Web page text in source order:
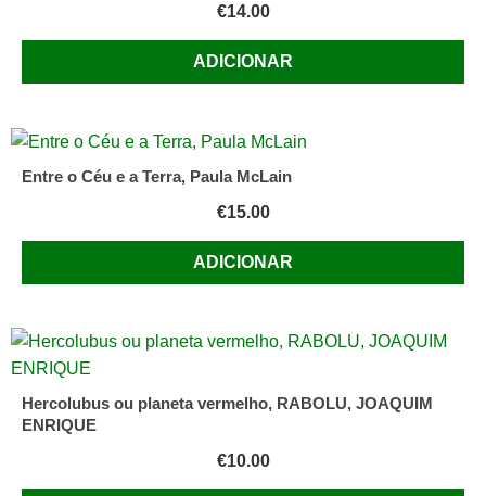
€14.00
ADICIONAR
Entre o Céu e a Terra, Paula McLain
€15.00
ADICIONAR
Hercolubus ou planeta vermelho, RABOLU, JOAQUIM
ENRIQUE
€10.00